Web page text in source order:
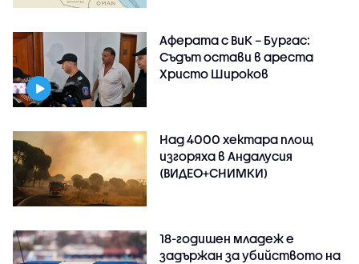
Аферата с ВиК – Бургас:
Съдът остави в ареста
Христо Широков
Над 4000 хектара площ
изгоряха в Андалусия
(ВИДЕО+СНИМКИ)
18-годишен младеж е
задържан за убийството на